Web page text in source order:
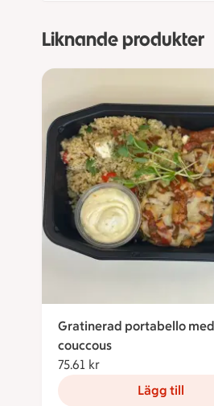
Liknande produkter
Gratinerad portabello med
couccous
75.61 kr
Lägg till